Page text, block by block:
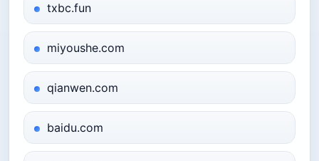
txbc.fun
miyoushe.com
qianwen.com
baidu.com